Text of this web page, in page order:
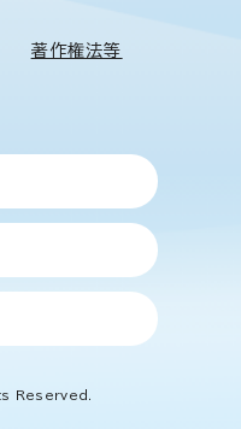
著作権法等
Reserved.